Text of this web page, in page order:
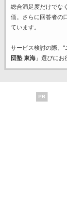
総合満足度だけでな
価。さらに回答者の
ています。
サービス検討の際、
団塾 東海」選びにお
PR